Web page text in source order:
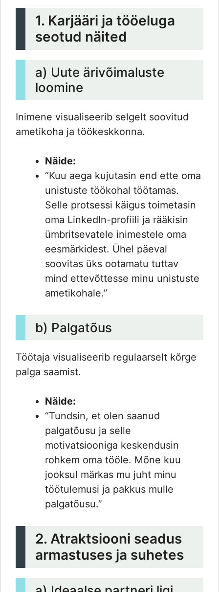
1. Karjääri ja tööeluga
seotud näited
a) Uute ärivõimaluste
loomine
Inimene visualiseerib selgelt soovitud
ametikoha ja töökeskkonna.
Näide:
“Kuu aega kujutasin end ette oma
unistuste töökohal töötamas.
Selle protsessi käigus toimetasin
oma LinkedIn-profiili ja rääkisin
ümbritsevatele inimestele oma
eesmärkidest. Ühel päeval
soovitas üks ootamatu tuttav
mind ettevõttesse minu unistuste
ametikohale.”
b) Palgatõus
Töötaja visualiseerib regulaarselt kõrge
palga saamist.
Näide:
“Tundsin, et olen saanud
palgatõusu ja selle
motivatsiooniga keskendusin
rohkem oma tööle. Mõne kuu
jooksul märkas mu juht minu
töötulemusi ja pakkus mulle
palgatõusu.”
2. Atraktsiooni seadus
armastuses ja suhetes